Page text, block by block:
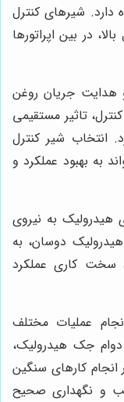
شیرهای کنترل
در بین اپراتورها
هدایت جریان روغن
تاثیر مستقیمی
انتخاب شیر کنترل
به بهبود عملکرد و
هیدرولیک به نیروی
دوسان، به
سخت کاری عملکرد
عملیات مختلف
جک هیدرولیک،
انجام کارهای سنگین
و نگهداری صحیح